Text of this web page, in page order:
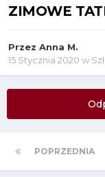
ZIMOWE
Przez Anna M.
15 Stycznia 2020 w
POPRZEDNIA